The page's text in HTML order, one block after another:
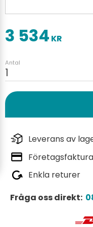
3 534 KR
Antal
Leverans av
Enkla returer
Fråga oss direkt: